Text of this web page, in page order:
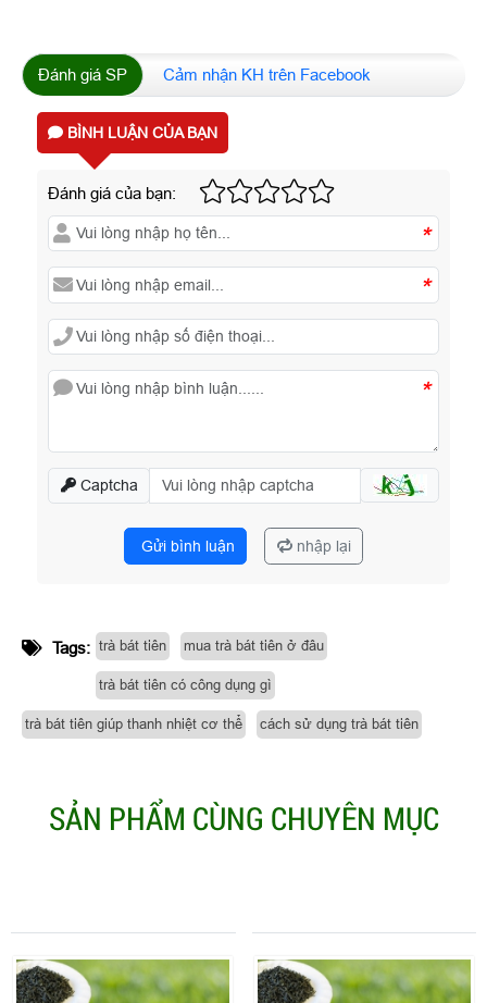
Đánh giá SP Cảm nhận KH trên Facebook
BÌNH LUẬN CỦA BẠN
Đánh giá của bạn:
*
*
*
Captcha
Gửi bình luận nhập lại
Tags: trà bát tiên mua trà bát tiên ở đâu
trà bát tiên có công dụng gì
trà bát tiên giúp thanh nhiệt cơ thể cách sử dụng trà bát tiên
SẢN PHẨM CÙNG CHUYÊN MỤC